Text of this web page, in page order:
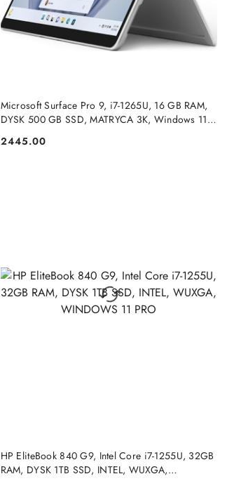
Microsoft Surface Pro 9, i7-1265U, 16 GB RAM,
DYSK 500 GB SSD, MATRYCA 3K, Windows 11
Cena:
2445.00
PRODUKT NIEDOSTĘPNY
HP EliteBook 840 G9, Intel Core i7-1255U, 32GB
RAM, DYSK 1TB SSD, INTEL, WUXGA,
PRODUKT NIEDOSTĘPNY